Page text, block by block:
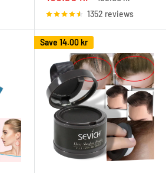
price
1352 reviews
Save 14.00 kr